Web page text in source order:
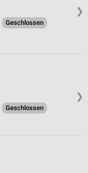
❯
Geschlossen
❯
Geschlossen